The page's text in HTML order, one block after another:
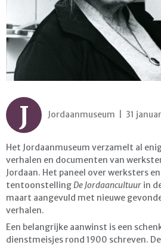
J Jordaanmuseum | 31
Het Jordaanmuseum verzamelt al
verhalen en documenten van
Jordaan. Het paneel over werksters
tentoonstellingDe Jordaancultuur in
maart aangevuld met nieuwe
verhalen.
Een belangrijke aanwinst is een
dienstmeisjes rond 1900 schreven.